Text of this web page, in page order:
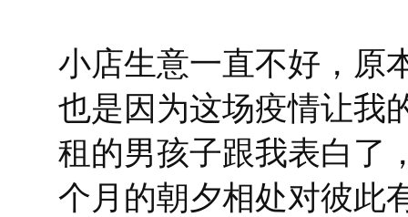
小店生意一直不好，原
也是因为这场疫情让我
租的男孩子跟我表白了
个月的朝夕相处对彼此